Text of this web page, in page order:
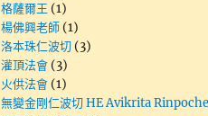
格薩爾王 (1)
楊佛興老師 (1)
洛本珠仁波切 (3)
灌頂法會 (3)
火供法會 (1)
無變金剛仁波切 HE Avikrita Rinpoche